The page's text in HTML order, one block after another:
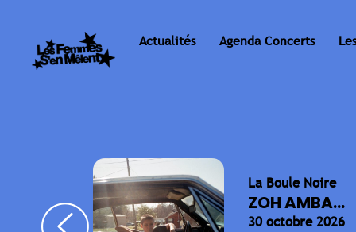
Actualités Agenda Concerts
La Boule Noire
ZOH AMBA...
30 octobre 2026